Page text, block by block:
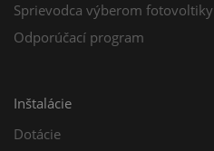
Sprievodca výberom fotovoltiky
Odporúčací program
Inštalácie
Dotácie